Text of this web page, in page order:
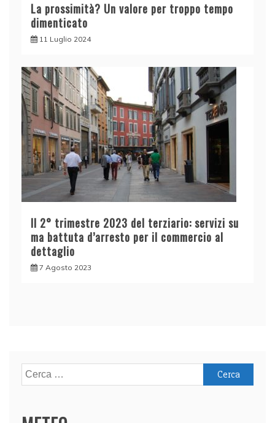
La prossimità? Un valore per troppo tempo
dimenticato
11 Luglio 2024
Il 2° trimestre 2023 del terziario: servizi su
ma battuta d’arresto per il commercio al
dettaglio
7 Agosto 2023
Ricerca
per: